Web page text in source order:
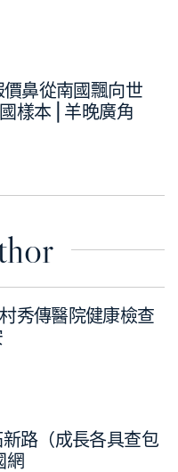
鼻從南國飄向世
樣本 | 羊晚廣角
秀傳醫院健康檢查
路（成長各具查包
網